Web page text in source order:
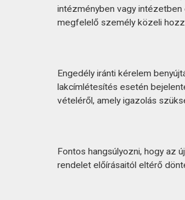
intézményben vagy
megfelelő személy közeli
Engedély iránti kérelem
lakcímlétesítés esetén
vételéről, amely igazolás
Fontos hangsúlyozni, hogy az
rendelet előírásaitól eltérő